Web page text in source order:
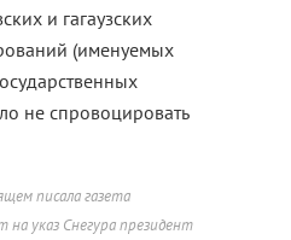
и гагаузских
(именуемых
не спровоцировать
писала газета
указ Снегура президент